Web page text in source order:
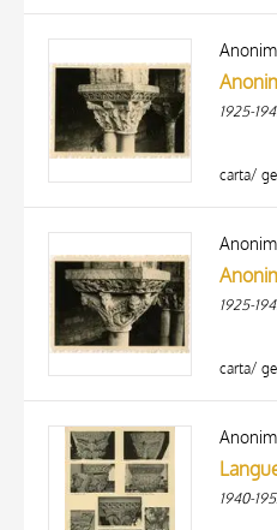
1925-
carta/
1925-
carta/
1940-